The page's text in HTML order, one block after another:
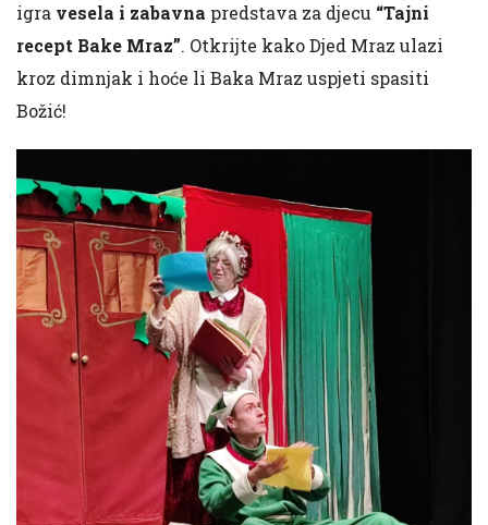
igra vesela i zabavna predstava za djecu “Tajni
recept Bake Mraz”. Otkrijte kako Djed Mraz ulazi
kroz dimnjak i hoće li Baka Mraz uspjeti spasiti
Božić!